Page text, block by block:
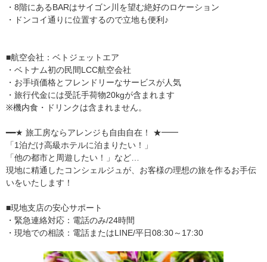
・8階にあるBARはサイゴン川を望む絶好のロケーション
・ドンコイ通りに位置するので立地も便利♪
■航空会社：ベトジェットエア
・ベトナム初の民間LCC航空会社
・お手頃価格とフレンドリーなサービスが人気
・旅行代金には受託手荷物20kgが含まれます
※機内食・ドリンクは含まれません。
━━★ 旅工房ならアレンジも自由自在！ ★━━
「1泊だけ高級ホテルに泊まりたい！」
「他の都市と周遊したい！」など…
現地に精通したコンシェルジュが、お客様の理想の旅を作るお手伝
いをいたします！
■現地支店の安心サポート
・緊急連絡対応：電話のみ/24時間
・現地での相談：電話またはLINE/平日08:30～17:30